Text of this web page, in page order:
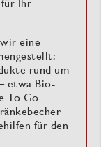
für Ihr
eine
rund um
etwa Bio-
To Go
für den